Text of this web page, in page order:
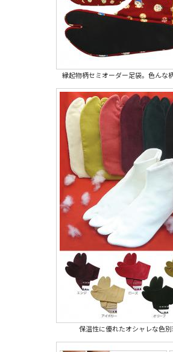
縁起物柄セミオーダー足袋。色んな
保温性に優れたオシャレな色